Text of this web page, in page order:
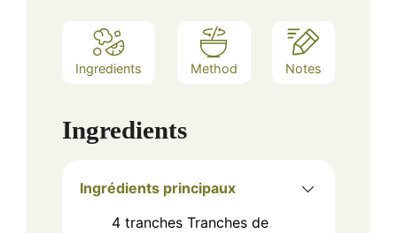
Ingredients Method Notes
Ingredients
Ingrédients principaux
4 tranches Tranches de